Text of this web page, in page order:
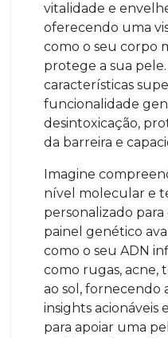
vitalidade e
oferecendo uma
como o seu corpo
protege a sua
características
funcionalidade
desintoxicação,
da barreira e
Imagine
nível molecular e
personalizado para
painel genético
como o seu ADN
como rugas, acne,
ao sol, fornecendo
insights acionáveis
para apoiar uma